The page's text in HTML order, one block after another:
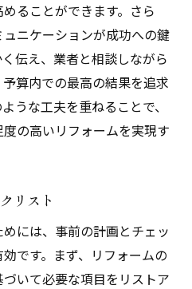
ることができます。さら
ニケーションが成功への鍵
伝え、業者と相談しながら
算内での最高の結果を追求
うな工夫を重ねることで、
の高いリフォームを実現す
リスト
には、事前の計画とチェッ
です。まず、リフォームの
いて必要な項目をリストア